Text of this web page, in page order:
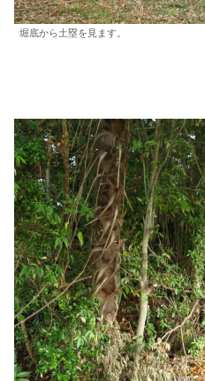
堀底から土塁を見ます。